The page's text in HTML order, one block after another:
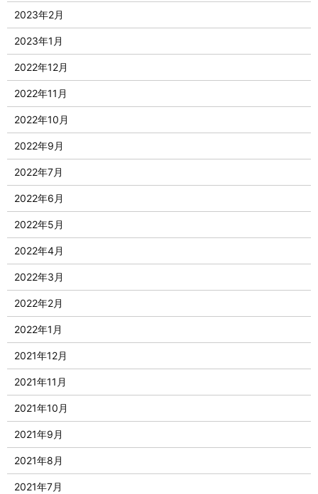
2023年2月
2023年1月
2022年12月
2022年11月
2022年10月
2022年9月
2022年7月
2022年6月
2022年5月
2022年4月
2022年3月
2022年2月
2022年1月
2021年12月
2021年11月
2021年10月
2021年9月
2021年8月
2021年7月